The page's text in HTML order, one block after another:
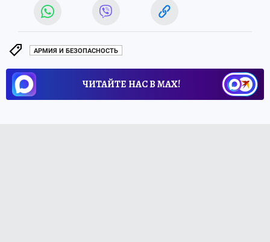
АРМИЯ И БЕЗОПАСНОСТЬ
ЧИТАЙТЕ НАС В МАХ!